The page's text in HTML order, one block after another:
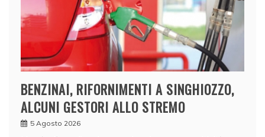
BENZINAI, RIFORNIMENTI A SINGHIOZZO,
ALCUNI GESTORI ALLO STREMO
5 Agosto 2026